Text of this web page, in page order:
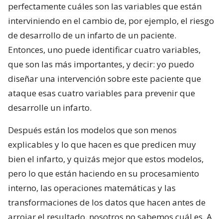
perfectamente cuáles son las variables que están
interviniendo en el cambio de, por ejemplo, el riesgo
de desarrollo de un infarto de un paciente.
Entonces, uno puede identificar cuatro variables,
que son las más importantes, y decir: yo puedo
diseñar una intervención sobre este paciente que
ataque esas cuatro variables para prevenir que
desarrolle un infarto.
Después están los modelos que son menos
explicables y lo que hacen es que predicen muy
bien el infarto, y quizás mejor que estos modelos,
pero lo que están haciendo en su procesamiento
interno, las operaciones matemáticas y las
transformaciones de los datos que hacen antes de